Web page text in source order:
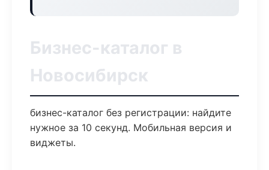
Бизнес-каталог в
Новосибирск
бизнес-каталог без регистрации: найдите
нужное за 10 секунд. Мобильная версия и
виджеты.